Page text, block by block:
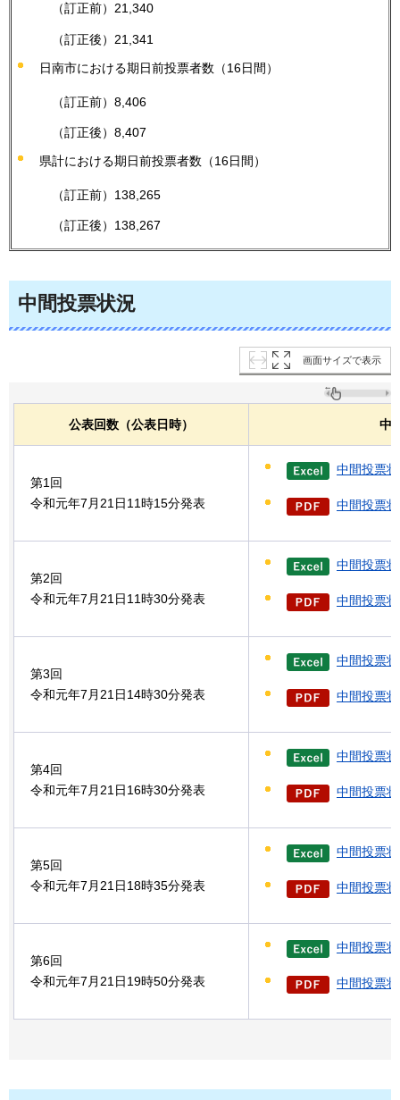
（訂正前）21,340
（訂正後）21,341
日南市における期日前投票者数（16日間）
（訂正前）8,406
（訂正後）8,407
県計における期日前投票者数（16日間）
（訂正前）138,265
（訂正後）138,267
中間投票状況
画面サイズで表示
公表回数（公表日時） 中
第1回
令和元年7月21日11時15分発表
中間投票
中間投票
第2回
令和元年7月21日11時30分発表
中間投票
中間投票
第3回
令和元年7月21日14時30分発表
中間投票
中間投票
第4回
令和元年7月21日16時30分発表
中間投票
中間投票
第5回
令和元年7月21日18時35分発表
中間投票
中間投票
第6回
令和元年7月21日19時50分発表
中間投票
中間投票